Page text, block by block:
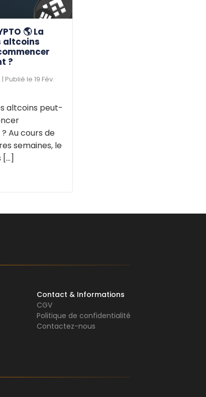
🌎 La
altcoins
?
| Publié le 19 Fév.
altcoins peut-
Au cours de
semaines, le
Contact & Informations
CGV
Politique de confidentialité
Contactez-nous